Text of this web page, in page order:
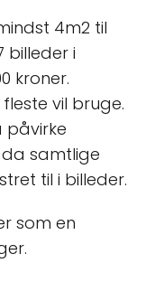
4m2 til
billeder i
kroner.
vil bruge.
påvirke
samtlige
til i billeder.
som en